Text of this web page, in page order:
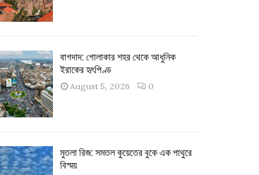
বাগদাদ: গোলাকার শহর থেকে আধুনিক
ইরাকের হৃৎপিণ্ড
August 5, 2026 0
মুতলা রিজ: সমতল কুয়েতের বুকে এক পাথুরে
বিস্ময়